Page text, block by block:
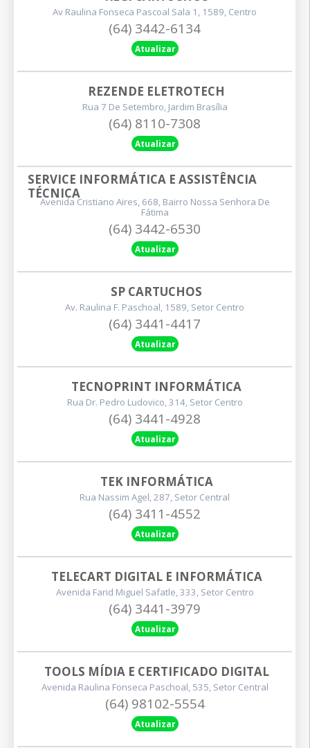
Av Raulina Fonseca Pascoal Sala 1, 1589, Centro
(64) 3442-6134
Atualizar
REZENDE ELETROTECH
Rua 7 De Setembro, Jardim Brasília
(64) 8110-7308
Atualizar
SERVICE INFORMÁTICA E ASSISTÊNCIA
TÉCNICA
Avenida Cristiano Aires, 668, Bairro Nossa Senhora De
Fátima
(64) 3442-6530
Atualizar
SP CARTUCHOS
Av. Raulina F. Paschoal, 1589, Setor Centro
(64) 3441-4417
Atualizar
TECNOPRINT INFORMÁTICA
Rua Dr. Pedro Ludovico, 314, Setor Centro
(64) 3441-4928
Atualizar
TEK INFORMÁTICA
Rua Nassim Agel, 287, Setor Central
(64) 3411-4552
Atualizar
TELECART DIGITAL E INFORMÁTICA
Avenida Farid Miguel Safatle, 333, Setor Centro
(64) 3441-3979
Atualizar
TOOLS MÍDIA E CERTIFICADO DIGITAL
Avenida Raulina Fonseca Paschoal, 535, Setor Central
(64) 98102-5554
Atualizar